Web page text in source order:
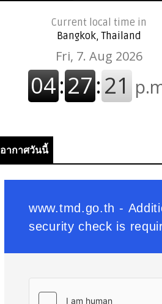
Current local time in
Bangkok, Thailand
อากาศวันนี้